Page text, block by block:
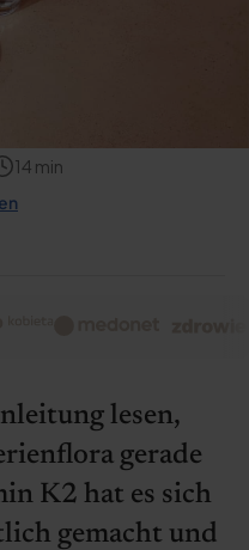
14 min
lesen,
gerade
K2 hat es sich
gemacht und